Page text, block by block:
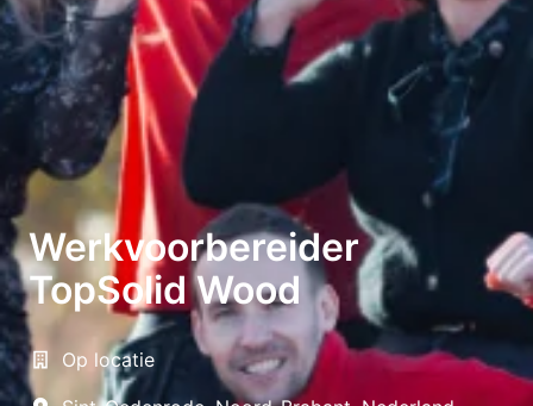
Werkvoorbereider
TopSolid Wood
Op locatie